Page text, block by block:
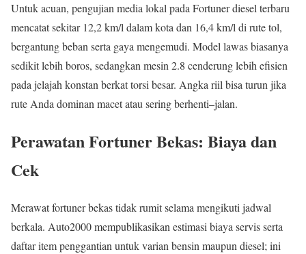
Untuk acuan, pengujian media lokal pada Fortuner diesel terbaru
mencatat sekitar 12,2 km/l dalam kota dan 16,4 km/l di rute tol,
bergantung beban serta gaya mengemudi. Model lawas biasanya
sedikit lebih boros, sedangkan mesin 2.8 cenderung lebih efisien
pada jelajah konstan berkat torsi besar. Angka riil bisa turun jika
rute Anda dominan macet atau sering berhenti–jalan.
Perawatan Fortuner Bekas: Biaya dan
Cek
Merawat fortuner bekas tidak rumit selama mengikuti jadwal
berkala. Auto2000 mempublikasikan estimasi biaya servis serta
daftar item penggantian untuk varian bensin maupun diesel; ini